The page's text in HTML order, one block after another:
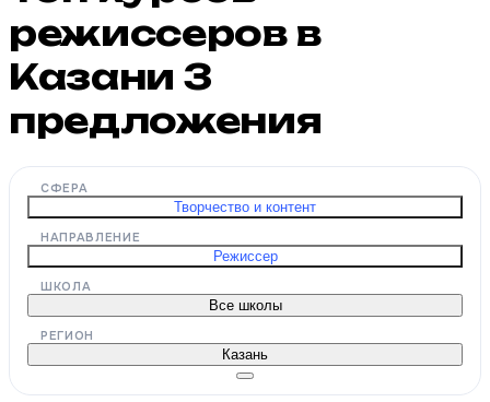
режиссеров в
Казани 3
предложения
СФЕРА
Творчество и контент
НАПРАВЛЕНИЕ
Режиссер
ШКОЛА
Все школы
РЕГИОН
Казань